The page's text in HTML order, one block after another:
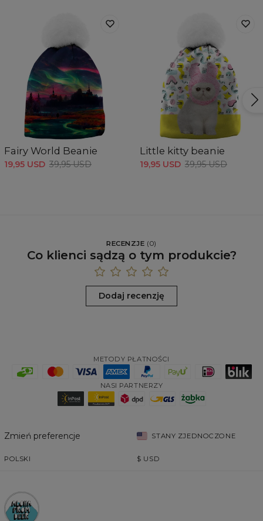
Fairy World Beanie
19,95 USD 39,95 USD
Little kitty beanie
19,95 USD 39,95 USD
RECENZJE (0)
Co klienci sądzą o tym produkcie?
Dodaj recenzję
METODY PŁATNOŚCI
NASI PARTNERZY
Zmień preferencje STANY ZJEDNOCZONE
POLSKI $ USD